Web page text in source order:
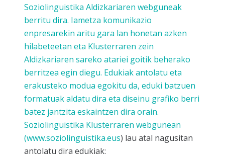
Soziolinguistika Aldizkariaren webguneak
berritu dira. Iametza komunikazio
enpresarekin aritu gara lan honetan azken
hilabeteetan eta Klusterraren zein
Aldizkariaren sareko atariei goitik beherako
berritzea egin diegu. Edukiak antolatu eta
erakusteko modua egokitu da, eduki batzuen
formatuak aldatu dira eta diseinu grafiko berri
batez jantzita eskaintzen dira orain.
Soziolinguistika Klusterraren webgunean
(www.soziolinguistika.eus) lau atal nagusitan
antolatu dira edukiak: